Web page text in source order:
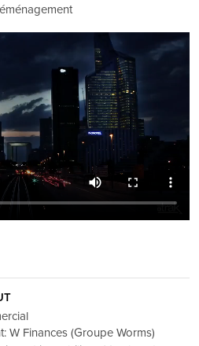
W Finances (Groupe Worms)